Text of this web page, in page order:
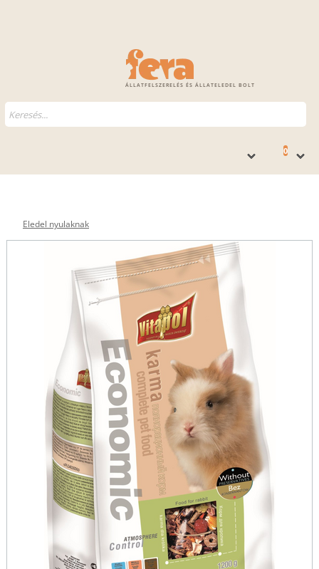
ÁLLATFELSZERELÉS ÉS ÁLLATELEDEL BOLT
0
Eledel nyulaknak